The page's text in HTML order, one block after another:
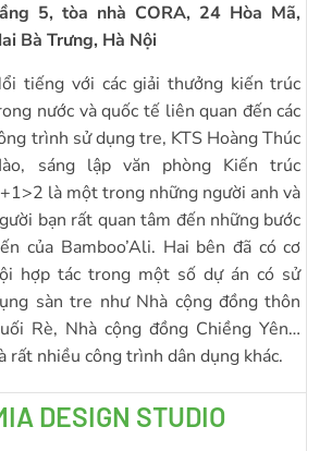
5, tòa nhà CORA, 24 Hòa Mã,
Bà Trưng, Hà Nội
tiếng với các giải thưởng kiến trúc
nước và quốc tế liên quan đến các
trình sử dụng tre, KTS Hoàng Thúc
sáng lập văn phòng Kiến trúc
là một trong những người anh và
bạn rất quan tâm đến những bước
của Bamboo’Ali. Hai bên đã có cơ
hợp tác trong một số dự án có sử
sàn tre như Nhà cộng đồng thôn
Rè, Nhà cộng đồng Chiềng Yên…
rất nhiều công trình dân dụng khác.
DESIGN STUDIO